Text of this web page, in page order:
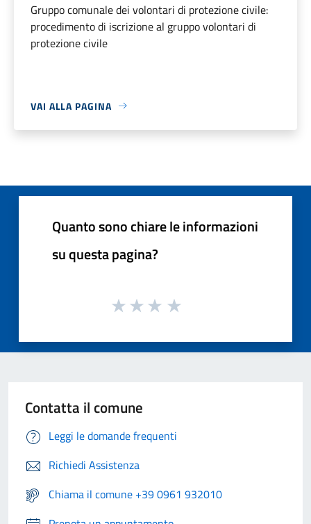
Gruppo comunale dei volontari di protezione civile:
procedimento di iscrizione al gruppo volontari di
protezione civile
VAI ALLA PAGINA
Quanto sono chiare le informazioni
su questa pagina?
Contatta il comune
Leggi le domande frequenti
Richiedi Assistenza
Chiama il comune +39 0961 932010